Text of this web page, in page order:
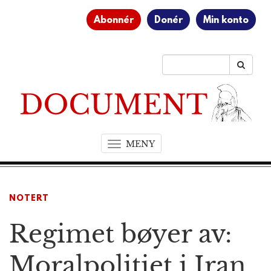
Abonnér Donér Min konto
MENYT
o
a
v
i
NOTERT
Regimet bøyer av: